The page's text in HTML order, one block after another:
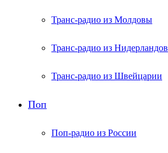
Транс-радио из Молдовы
Транс-радио из Нидерландов
Транс-радио из Швейцарии
Поп
Поп-радио из России